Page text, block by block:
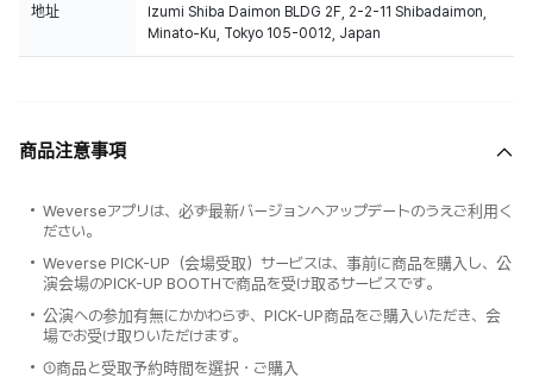
地址
Izumi Shiba Daimon BLDG 2F, 2-2-11 Shibadaimon,
Minato-Ku, Tokyo 105-0012, Japan
商品注意事項
Weverseアプリは、必ず最新バージョンへアップデートのうえご利用く
ださい。
Weverse PICK-UP（会場受取）サービスは、事前に商品を購入し、公
演会場のPICK-UP BOOTHで商品を受け取るサービスです。
公演への参加有無にかかわらず、PICK-UP商品をご購入いただき、会
場でお受け取りいただけます。
①商品と受取予約時間を選択・ご購入